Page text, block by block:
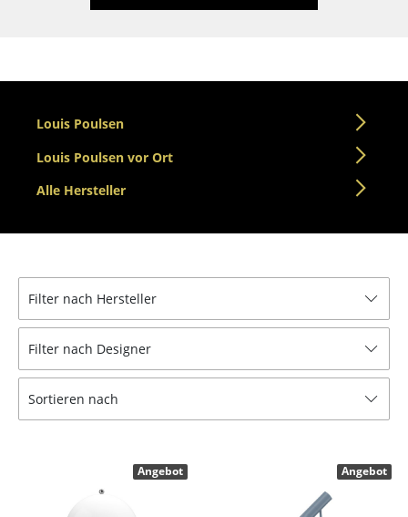
Bürodrehstühle
... alle Sitzmöbel
Tische
Esstische
Beistelltische
Sekretäre & PC-Tische
Louis Poulsen
Louis Poulsen vor Ort
Alle Hersteller
Filter nach Hersteller
Filter nach Designer
Sortieren nach
Angebot Angebot